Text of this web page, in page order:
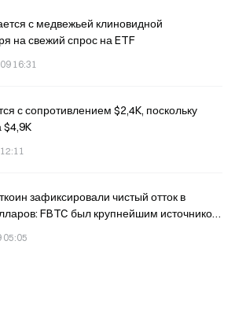
с медвежьей клиновидной
на свежий спрос на ETF
16:31
с сопротивлением $2,4K, поскольку
$4,9K
зафиксировали чистый отток в
FBTC был крупнейшим источником
05:05